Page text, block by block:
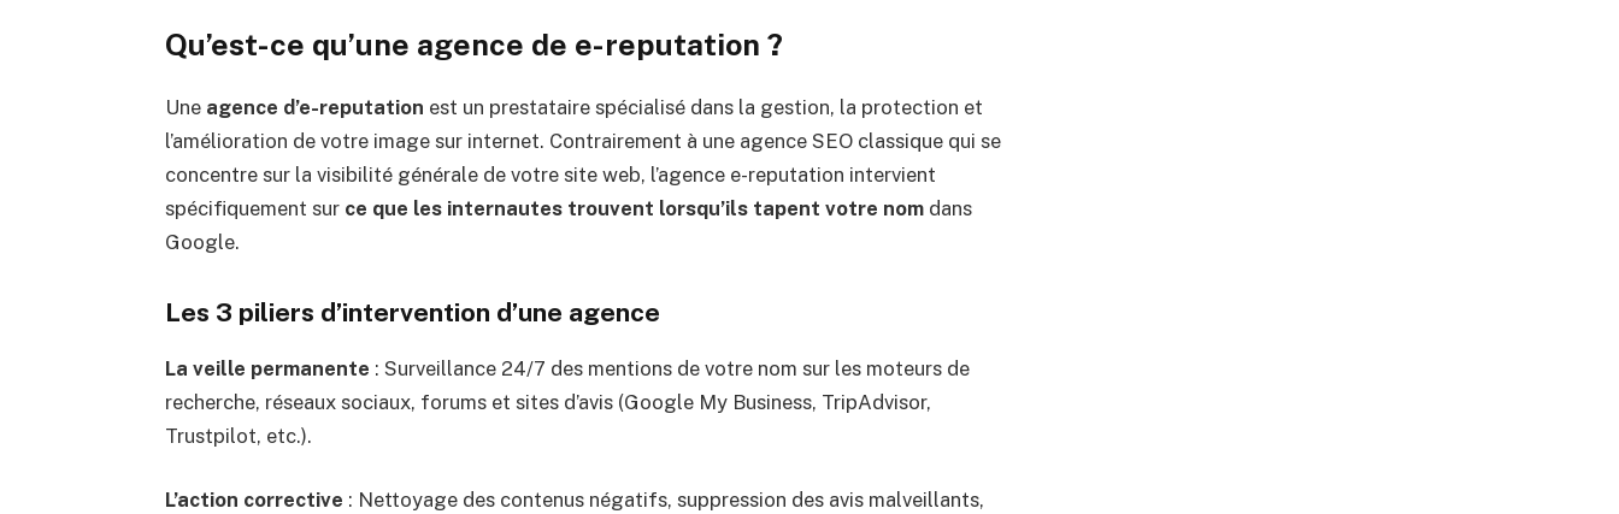
Qu’est-ce qu’une agence de e-reputation ?
Une agence d’e-reputation est un prestataire spécialisé dans la gestion, la protection et
l’amélioration de votre image sur internet. Contrairement à une agence SEO classique qui se
concentre sur la visibilité générale de votre site web, l’agence e-reputation intervient
spécifiquement sur ce que les internautes trouvent lorsqu’ils tapent votre nomdans
Google.
Les 3 piliers d’intervention d’une agence
La veille permanente : Surveillance 24/7 des mentions de votre nom sur les moteurs de
recherche, réseaux sociaux, forums et sites d’avis (Google My Business, TripAdvisor,
Trustpilot, etc.).
L’action corrective : Nettoyage des contenus négatifs, suppression des avis malveillants,